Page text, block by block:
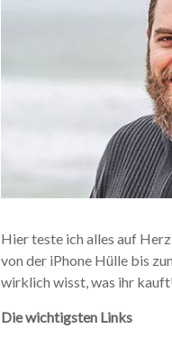
Hier teste ich alles auf
von der iPhone Hülle bis
wirklich wisst, was ihr
Die wichtigsten Links